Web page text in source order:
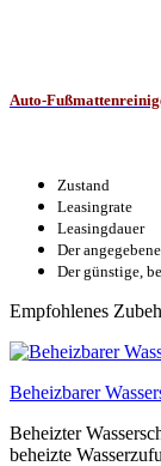
Auto-
Zustand
Leasingrate
Der
Der günstige,
Empfohlenes
Beheizbarer
Beheizter
beheizte